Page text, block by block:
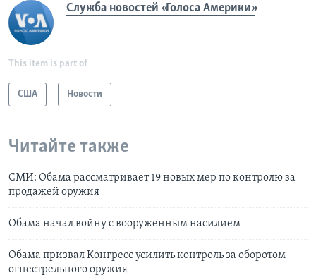
Служба новостей «Голоса Америки»
This item is part of
США Новости
Читайте также
СМИ: Обама рассматривает 19 новых мер по контролю за
продажей оружия
Обама начал войну с вооруженным насилием
Обама призвал Конгресс усилить контроль за оборотом
огнестрельного оружия